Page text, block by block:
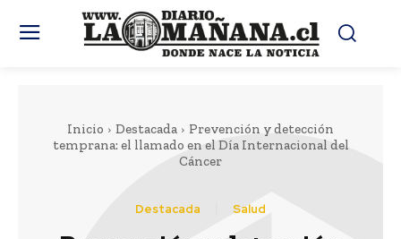
Inicio Destacada
Prevención y detección
temprana: el llamado en el Día Internacional del
Cáncer
Destacada Salud